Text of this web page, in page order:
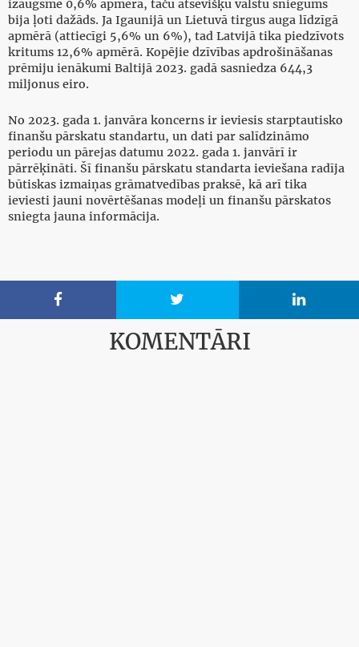
izaugsme 0,6% apmērā, taču atsevišķu valstu sniegums
bija ļoti dažāds. Ja Igaunijā un Lietuvā tirgus auga līdzīgā
apmērā (attiecīgi 5,6% un 6%), tad Latvijā tika piedzīvots
kritums 12,6% apmērā. Kopējie dzīvības apdrošināšanas
prēmiju ienākumi Baltijā 2023. gadā sasniedza 644,3
miljonus eiro.
No 2023. gada 1. janvāra koncerns ir ieviesis starptautisko
finanšu pārskatu standartu, un dati par salīdzināmo
periodu un pārejas datumu 2022. gada 1. janvārī ir
pārrēķināti. Šī finanšu pārskatu standarta ieviešana radīja
būtiskas izmaiņas grāmatvedības praksē, kā arī tika
ieviesti jauni novērtēšanas modeļi un finanšu pārskatos
sniegta jauna informācija.
  
KOMENTĀRI